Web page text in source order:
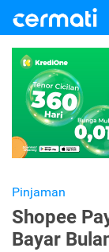
Pinjaman
Shopee
Bayar